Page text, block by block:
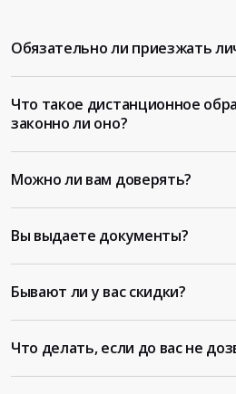
Обязательно ли приезжать
Что такое дистанционное
законно ли оно?
Можно ли вам доверять?
Вы выдаете документы?
Бывают ли у вас скидки?
Что делать, если до вас не